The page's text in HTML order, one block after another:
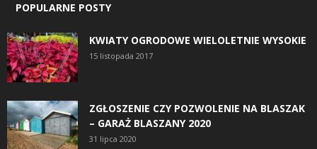
POPULARNE POSTY
KWIATY OGRODOWE WIELOLETNIE WYSOKIE
15 listopada 2017
ZGŁOSZENIE CZY POZWOLENIE NA BLASZAK
– GARAŻ BLASZANY 2020
31 lipca 2020